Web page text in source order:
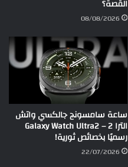
القصة؟
08/08/2026
ساعة سامسونج جالكسي واتش
الترا 2 – Galaxy Watch Ultra2
رسميًا بخصائص ثورية!
22/07/2026